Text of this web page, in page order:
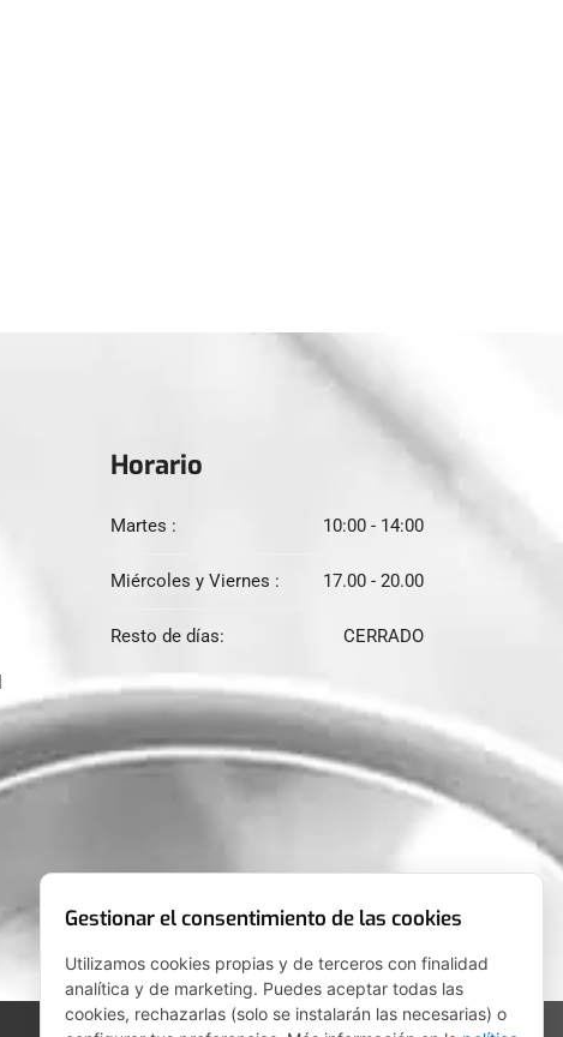
Horario
Martes : 10:00 - 14:00
Miércoles y Viernes : 17.00 - 20.00
Resto de días: CERRADO
Gestionar el consentimiento de las cookies
Utilizamos cookies propias y de terceros con finalidad
analítica y de marketing. Puedes aceptar todas las
cookies, rechazarlas (solo se instalarán las necesarias) o